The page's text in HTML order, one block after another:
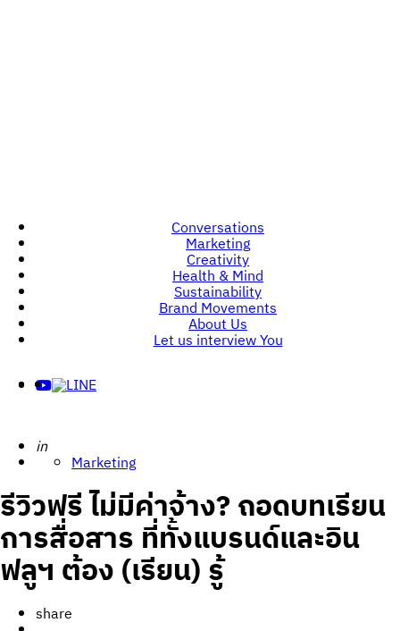
Conversations
Marketing
Creativity
Health & Mind
Sustainability
Brand Movements
About Us
Let us interview You
Posted
in
Marketing
รีวิวฟรี ไม่มีค่าจ้าง? ถอดบทเรียน
การสื่อสาร ที่ทั้งแบรนด์และอิน
ฟลูฯ ต้อง (เรียน) รู้
share